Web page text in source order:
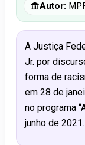
Autor:
A Justiça
Jr. por
forma de
em 28 de
no programa
junho de 2021.